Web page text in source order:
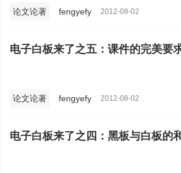
论文论著 fengyefy 2012-08-02
电子白板来了之五：课件的完美要
论文论著 fengyefy 2012-08-02
电子白板来了之四：黑板与白板的